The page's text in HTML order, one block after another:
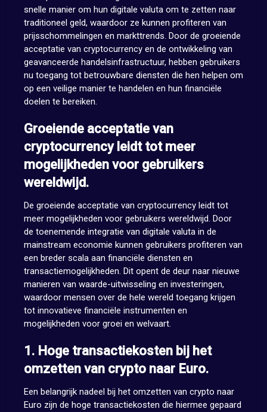
snelle manier om hun digitale valuta om te zetten naar
traditioneel geld, waardoor ze kunnen profiteren van
prijsschommelingen en markttrends. Door de groeiende
acceptatie van cryptocurrency en de ontwikkeling van
geavanceerde handelsinfrastructuur, hebben gebruikers
nu toegang tot betrouwbare diensten die hen helpen om
op een veilige manier te handelen en hun financiële
doelen te bereiken.
Groeiende acceptatie van
cryptocurrency leidt tot meer
mogelijkheden voor gebruikers
wereldwijd.
De groeiende acceptatie van cryptocurrency leidt tot
meer mogelijkheden voor gebruikers wereldwijd. Door
de toenemende integratie van digitale valuta in de
mainstream economie kunnen gebruikers profiteren van
een breder scala aan financiële diensten en
transactiemogelijkheden. Dit opent de deur naar nieuwe
manieren van waarde-uitwisseling en investeringen,
waardoor mensen over de hele wereld toegang krijgen
tot innovatieve financiële instrumenten en
mogelijkheden voor groei en welvaart.
1. Hoge transactiekosten bij het
omzetten van crypto naar Euro.
Een belangrijk nadeel bij het omzetten van crypto naar
Euro zijn de hoge transactiekosten die hiermee gepaard